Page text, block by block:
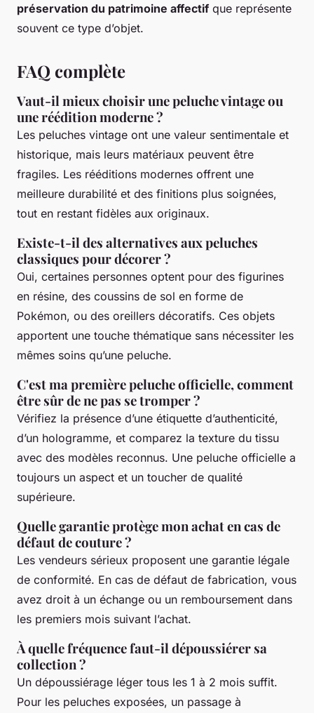
préservation du patrimoine affectifque représente
souvent ce type d’objet.
FAQ complète
Vaut-il mieux choisir une peluche vintage ou
une réédition moderne ?
Les peluches vintage ont une valeur sentimentale et
historique, mais leurs matériaux peuvent être
fragiles. Les rééditions modernes offrent une
meilleure durabilité et des finitions plus soignées,
tout en restant fidèles aux originaux.
Existe-t-il des alternatives aux peluches
classiques pour décorer ?
Oui, certaines personnes optent pour des figurines
en résine, des coussins de sol en forme de
Pokémon, ou des oreillers décoratifs. Ces objets
apportent une touche thématique sans nécessiter les
mêmes soins qu’une peluche.
C'est ma première peluche officielle, comment
être sûr de ne pas se tromper ?
Vérifiez la présence d’une étiquette d’authenticité,
d’un hologramme, et comparez la texture du tissu
avec des modèles reconnus. Une peluche officielle a
toujours un aspect et un toucher de qualité
supérieure.
Quelle garantie protège mon achat en cas de
défaut de couture ?
Les vendeurs sérieux proposent une garantie légale
de conformité. En cas de défaut de fabrication, vous
avez droit à un échange ou un remboursement dans
les premiers mois suivant l’achat.
À quelle fréquence faut-il dépoussiérer sa
collection ?
Un dépoussiérage léger tous les 1 à 2 mois suffit.
Pour les peluches exposées, un passage à